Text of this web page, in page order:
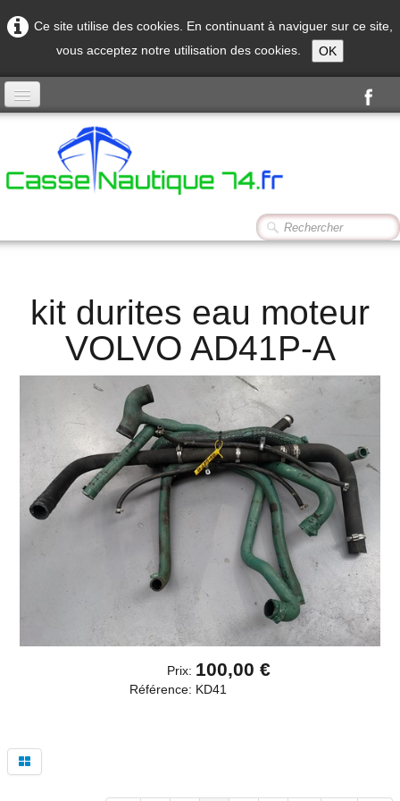
Ce site utilise des cookies. En continuant à naviguer sur ce site,
vous acceptez notre utilisation des cookies.
OK
Produits
kit durites eau moteur
VOLVO AD41P-A
Prix: 100,00 €
Référence: KD41